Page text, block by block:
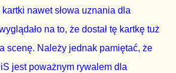
kartki nawet słowa uznania dla
na to, że dostał tę kartkę tuż
scenę. Należy jednak pamiętać, że
jest poważnym rywalem dla